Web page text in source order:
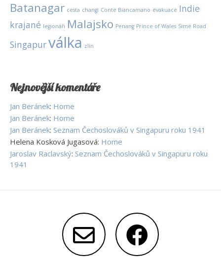
Batanagar cesta changi Conte Biancamano evakuace Indie
krajané legionáři Malajsko Penang Prince of Wales Sime Road
Singapurválka zlín
Nejnovější komentáře
Jan Beránek: Home
Jan Beránek: Home
Jan Beránek: Seznam Čechoslováků v Singapuru roku 1941
Helena Kosková Jugasová: Home
Jaroslav Raclavský: Seznam Čechoslováků v Singapuru roku
1941